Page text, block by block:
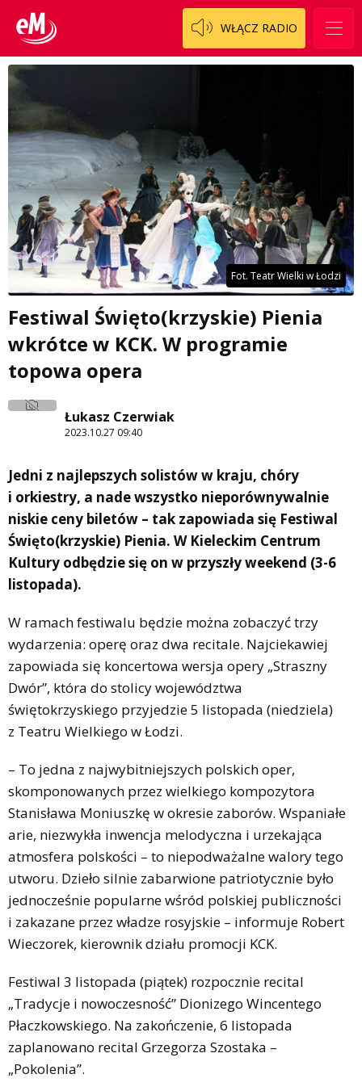
WŁĄCZ RADIO
Fot. Teatr Wielki w Łodzi
Festiwal Święto(krzyskie) Pienia
wkrótce w KCK. W programie
topowa opera
Łukasz Czerwiak
2023.10.27 09:40
Jedni z najlepszych solistów w kraju, chóry
i orkiestry, a nade wszystko nieporównywalnie
niskie ceny biletów – tak zapowiada się Festiwal
Święto(krzyskie) Pienia. W Kieleckim Centrum
Kultury odbędzie się on w przyszły weekend (3-6
listopada).
W ramach festiwalu będzie można zobaczyć trzy
wydarzenia: operę oraz dwa recitale. Najciekawiej
zapowiada się koncertowa wersja opery „Straszny
Dwór”, która do stolicy województwa
świętokrzyskiego przyjedzie 5 listopada (niedziela)
z Teatru Wielkiego w Łodzi.
– To jedna z najwybitniejszych polskich oper,
skomponowanych przez wielkiego kompozytora
Stanisława Moniuszkę w okresie zaborów. Wspaniałe
arie, niezwykła inwencja melodyczna i urzekająca
atmosfera polskości – to niepodważalne walory tego
utworu. Dzieło silnie zabarwione patriotycznie było
jednocześnie popularne wśród polskiej publiczności
i zakazane przez władze rosyjskie – informuje Robert
Wieczorek, kierownik działu promocji KCK.
Festiwal 3 listopada (piątek) rozpocznie recital
„Tradycje i nowoczesność” Dionizego Wincentego
Płaczkowskiego. Na zakończenie, 6 listopada
zaplanowano recital Grzegorza Szostaka –
„Pokolenia”.